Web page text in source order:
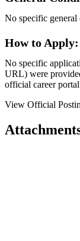
No specific
How to Apply:
No specific
URL) were
official career
View Official